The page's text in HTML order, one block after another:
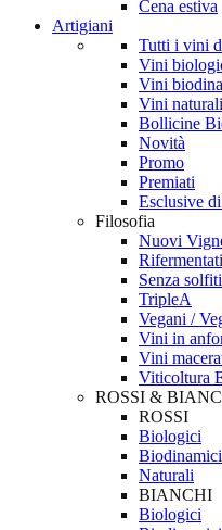
Cena estiva
Artigiani
Tutti i vini
Vini
Vini
Vini naturali
Bollicine
Novità
Promo
Premiati
Esclusive
Filosofia
Nuovi
Rifermentati
Senza
TripleA
Vegani /
Vini in
Vini
Viticoltura
ROSSI &
ROSSI
Biologici
Biodinamici
Naturali
BIANCHI
Biologici